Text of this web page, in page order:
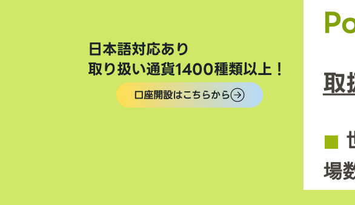
日本語対応あり
取り扱い通貨1400種類以上！
口座開設はこちらから 取
◼︎
場